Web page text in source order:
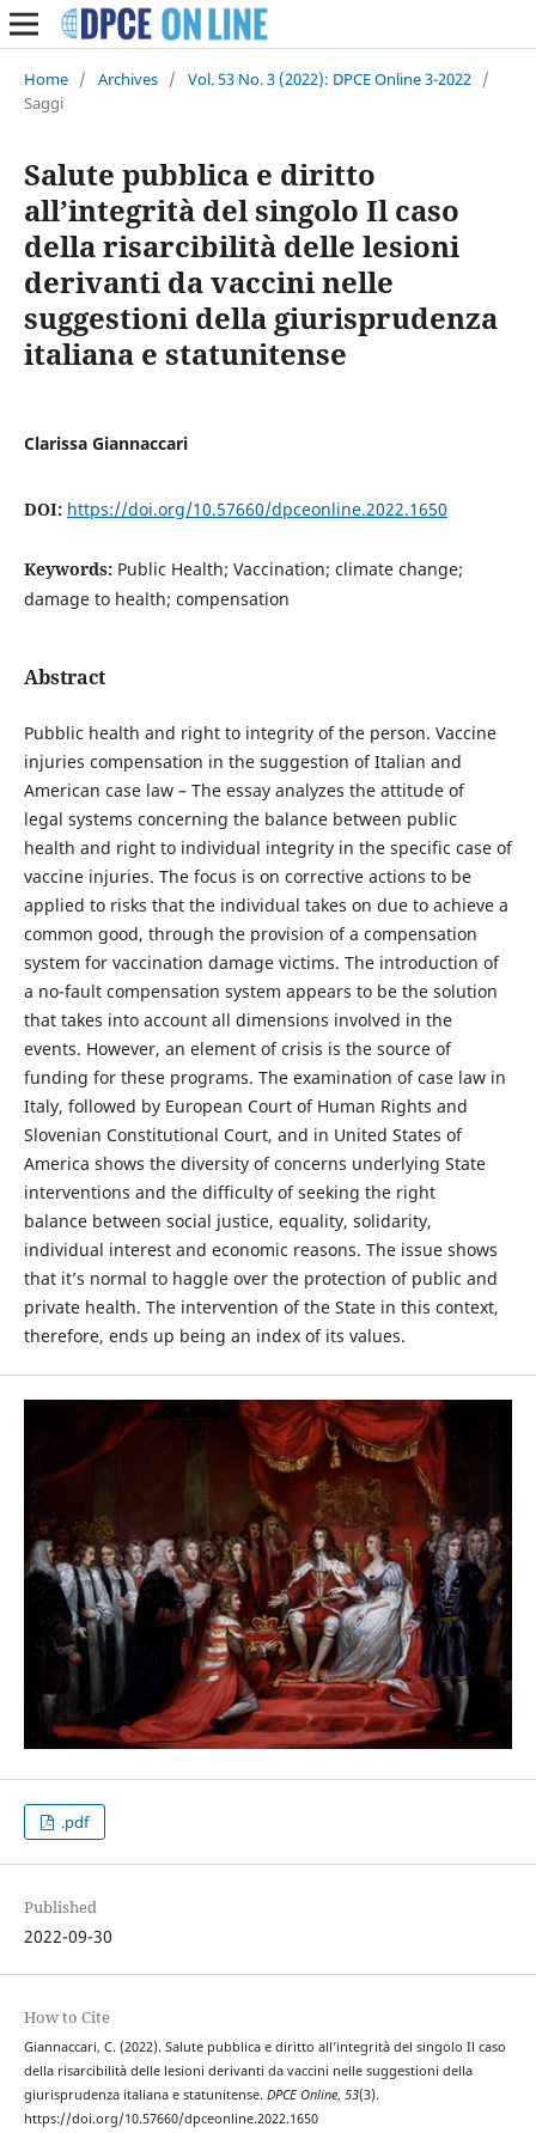
Home / Archives / Vol. 53 No. 3 (2022): DPCE Online 3-2022 /
Saggi
Salute pubblica e diritto
all’integrità del singolo Il caso
della risarcibilità delle lesioni
derivanti da vaccini nelle
suggestioni della giurisprudenza
italiana e statunitense
Clarissa Giannaccari
DOI: https://doi.org/10.57660/dpceonline.2022.1650
Keywords: Public Health; Vaccination; climate change;
damage to health; compensation
Abstract
Pubblic health and right to integrity of the person. Vaccine
injuries compensation in the suggestion of Italian and
American case law – The essay analyzes the attitude of
legal systems concerning the balance between public
health and right to individual integrity in the specific case of
vaccine injuries. The focus is on corrective actions to be
applied to risks that the individual takes on due to achieve a
common good, through the provision of a compensation
system for vaccination damage victims. The introduction of
a no-fault compensation system appears to be the solution
that takes into account all dimensions involved in the
events. However, an element of crisis is the source of
funding for these programs. The examination of case law in
Italy, followed by European Court of Human Rights and
Slovenian Constitutional Court, and in United States of
America shows the diversity of concerns underlying State
interventions and the difficulty of seeking the right
balance between social justice, equality, solidarity,
individual interest and economic reasons. The issue shows
that it’s normal to haggle over the protection of public and
private health. The intervention of the State in this context,
therefore, ends up being an index of its values.
.pdf
Published
2022-09-30
How to Cite
Giannaccari, C. (2022). Salute pubblica e diritto all’integrità del singolo Il caso
della risarcibilità delle lesioni derivanti da vaccini nelle suggestioni della
giurisprudenza italiana e statunitense. DPCE Online, 53(3).
https://doi.org/10.57660/dpceonline.2022.1650